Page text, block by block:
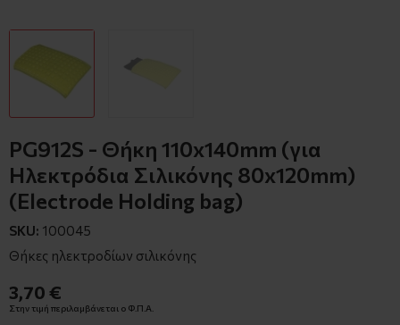
PG912S - Θήκη 110x140mm (για
Ηλεκτρόδια Σιλικόνης 80x120mm)
(Electrode Holding bag)
SKU: 100045
Θήκες ηλεκτροδίων σιλικόνης
3,70 €
Στην τιμή περιλαμβάνεται ο Φ.Π.Α.